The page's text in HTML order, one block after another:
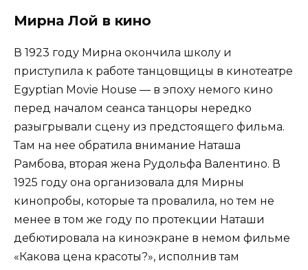
Мирна Лой в кино
В 1923 году Мирна окончила школу и
приступила к работе танцовщицы в кинотеатре
Egyptian Movie House — в эпоху немого кино
перед началом сеанса танцоры нередко
разыгрывали сцену из предстоящего фильма.
Там на нее обратила внимание Наташа
Рамбова, вторая жена Рудольфа Валентино. В
1925 году она организовала для Мирны
кинопробы, которые та провалила, но тем не
менее в том же году по протекции Наташи
дебютировала на киноэкране в немом фильме
«Какова цена красоты?», исполнив там